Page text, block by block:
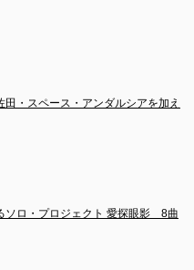
田・スペース・アンダルシアを加え
ソロ・プロジェクト 愛探眼影　8曲